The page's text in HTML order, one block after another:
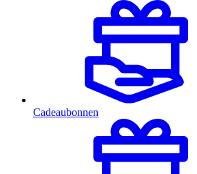
Cadeaubonnen